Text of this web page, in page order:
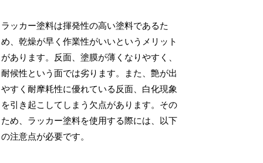
ラッカー塗料は揮発性の高い塗料であるた
め、乾燥が早く作業性がいいというメリット
があります。反面、塗膜が薄くなりやすく、
耐候性という面では劣ります。また、艶が出
やすく耐摩耗性に優れている反面、白化現象
を引き起こしてしまう欠点があります。その
ため、ラッカー塗料を使用する際には、以下
の注意点が必要です。